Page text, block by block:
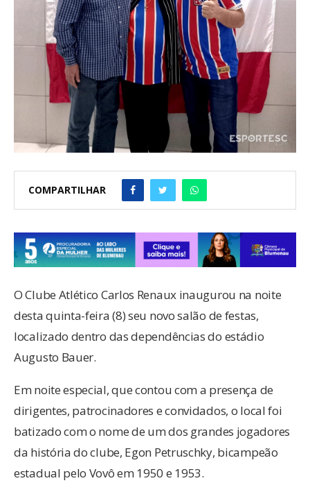
COMPARTILHAR
O Clube Atlético Carlos Renaux inaugurou na noite
desta quinta-feira (8) seu novo salão de festas,
localizado dentro das dependências do estádio
Augusto Bauer.
Em noite especial, que contou com a presença de
dirigentes, patrocinadores e convidados, o local foi
batizado com o nome de um dos grandes jogadores
da história do clube, Egon Petruschky, bicampeão
estadual pelo Vovô em 1950 e 1953.